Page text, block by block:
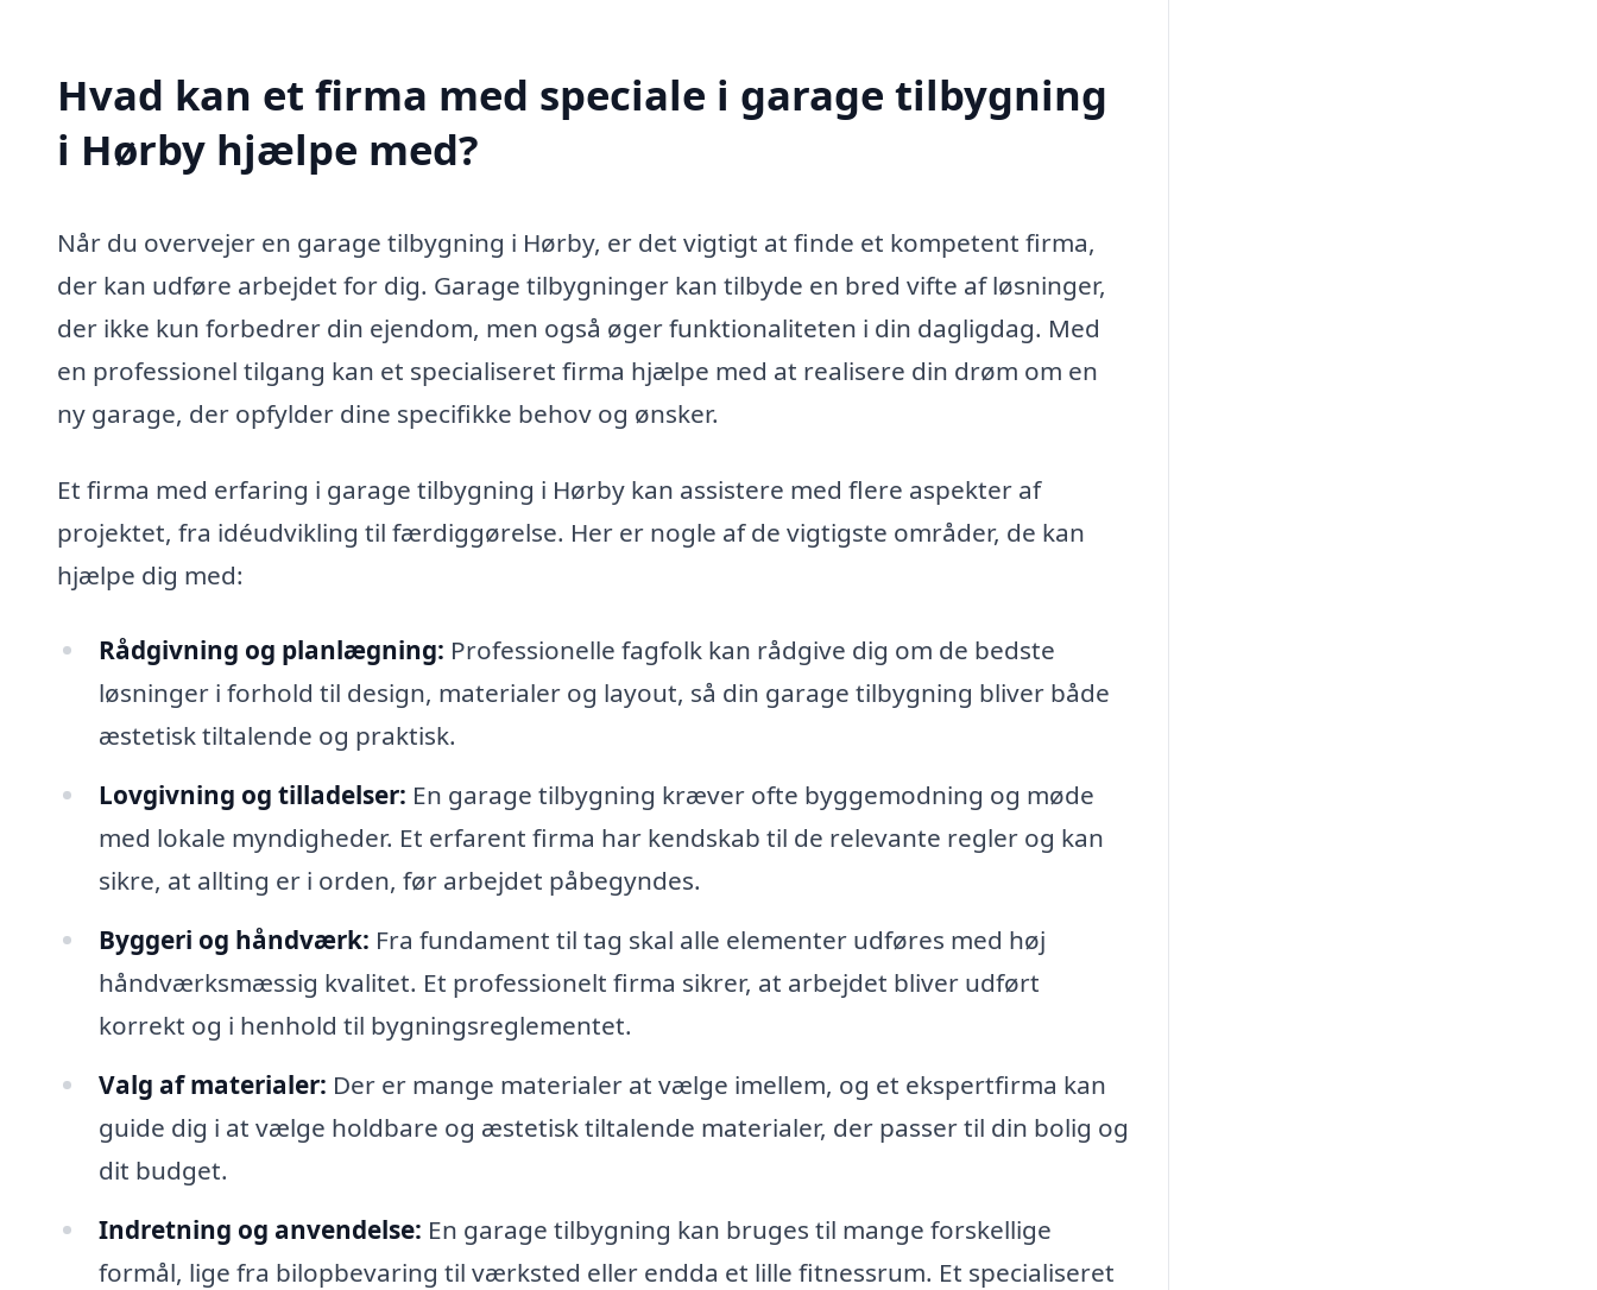
Hvad kan et firma med speciale i garage tilbygning
i Hørby hjælpe med?
Når du overvejer en garage tilbygning i Hørby, er det vigtigt at finde et kompetent firma,
der kan udføre arbejdet for dig. Garage tilbygninger kan tilbyde en bred vifte af løsninger,
der ikke kun forbedrer din ejendom, men også øger funktionaliteten i din dagligdag. Med
en professionel tilgang kan et specialiseret firma hjælpe med at realisere din drøm om en
ny garage, der opfylder dine specifikke behov og ønsker.
Et firma med erfaring i garage tilbygning i Hørby kan assistere med flere aspekter af
projektet, fra idéudvikling til færdiggørelse. Her er nogle af de vigtigste områder, de kan
hjælpe dig med:
Rådgivning og planlægning: Professionelle fagfolk kan rådgive dig om de bedste
løsninger i forhold til design, materialer og layout, så din garage tilbygning bliver både
æstetisk tiltalende og praktisk.
Lovgivning og tilladelser: En garage tilbygning kræver ofte byggemodning og møde
med lokale myndigheder. Et erfarent firma har kendskab til de relevante regler og kan
sikre, at allting er i orden, før arbejdet påbegyndes.
Byggeri og håndværk: Fra fundament til tag skal alle elementer udføres med høj
håndværksmæssig kvalitet. Et professionelt firma sikrer, at arbejdet bliver udført
korrekt og i henhold til bygningsreglementet.
Valg af materialer: Der er mange materialer at vælge imellem, og et ekspertfirma kan
guide dig i at vælge holdbare og æstetisk tiltalende materialer, der passer til din bolig og
dit budget.
Indretning og anvendelse: En garage tilbygning kan bruges til mange forskellige
formål, lige fra bilopbevaring til værksted eller endda et lille fitnessrum. Et specialiseret